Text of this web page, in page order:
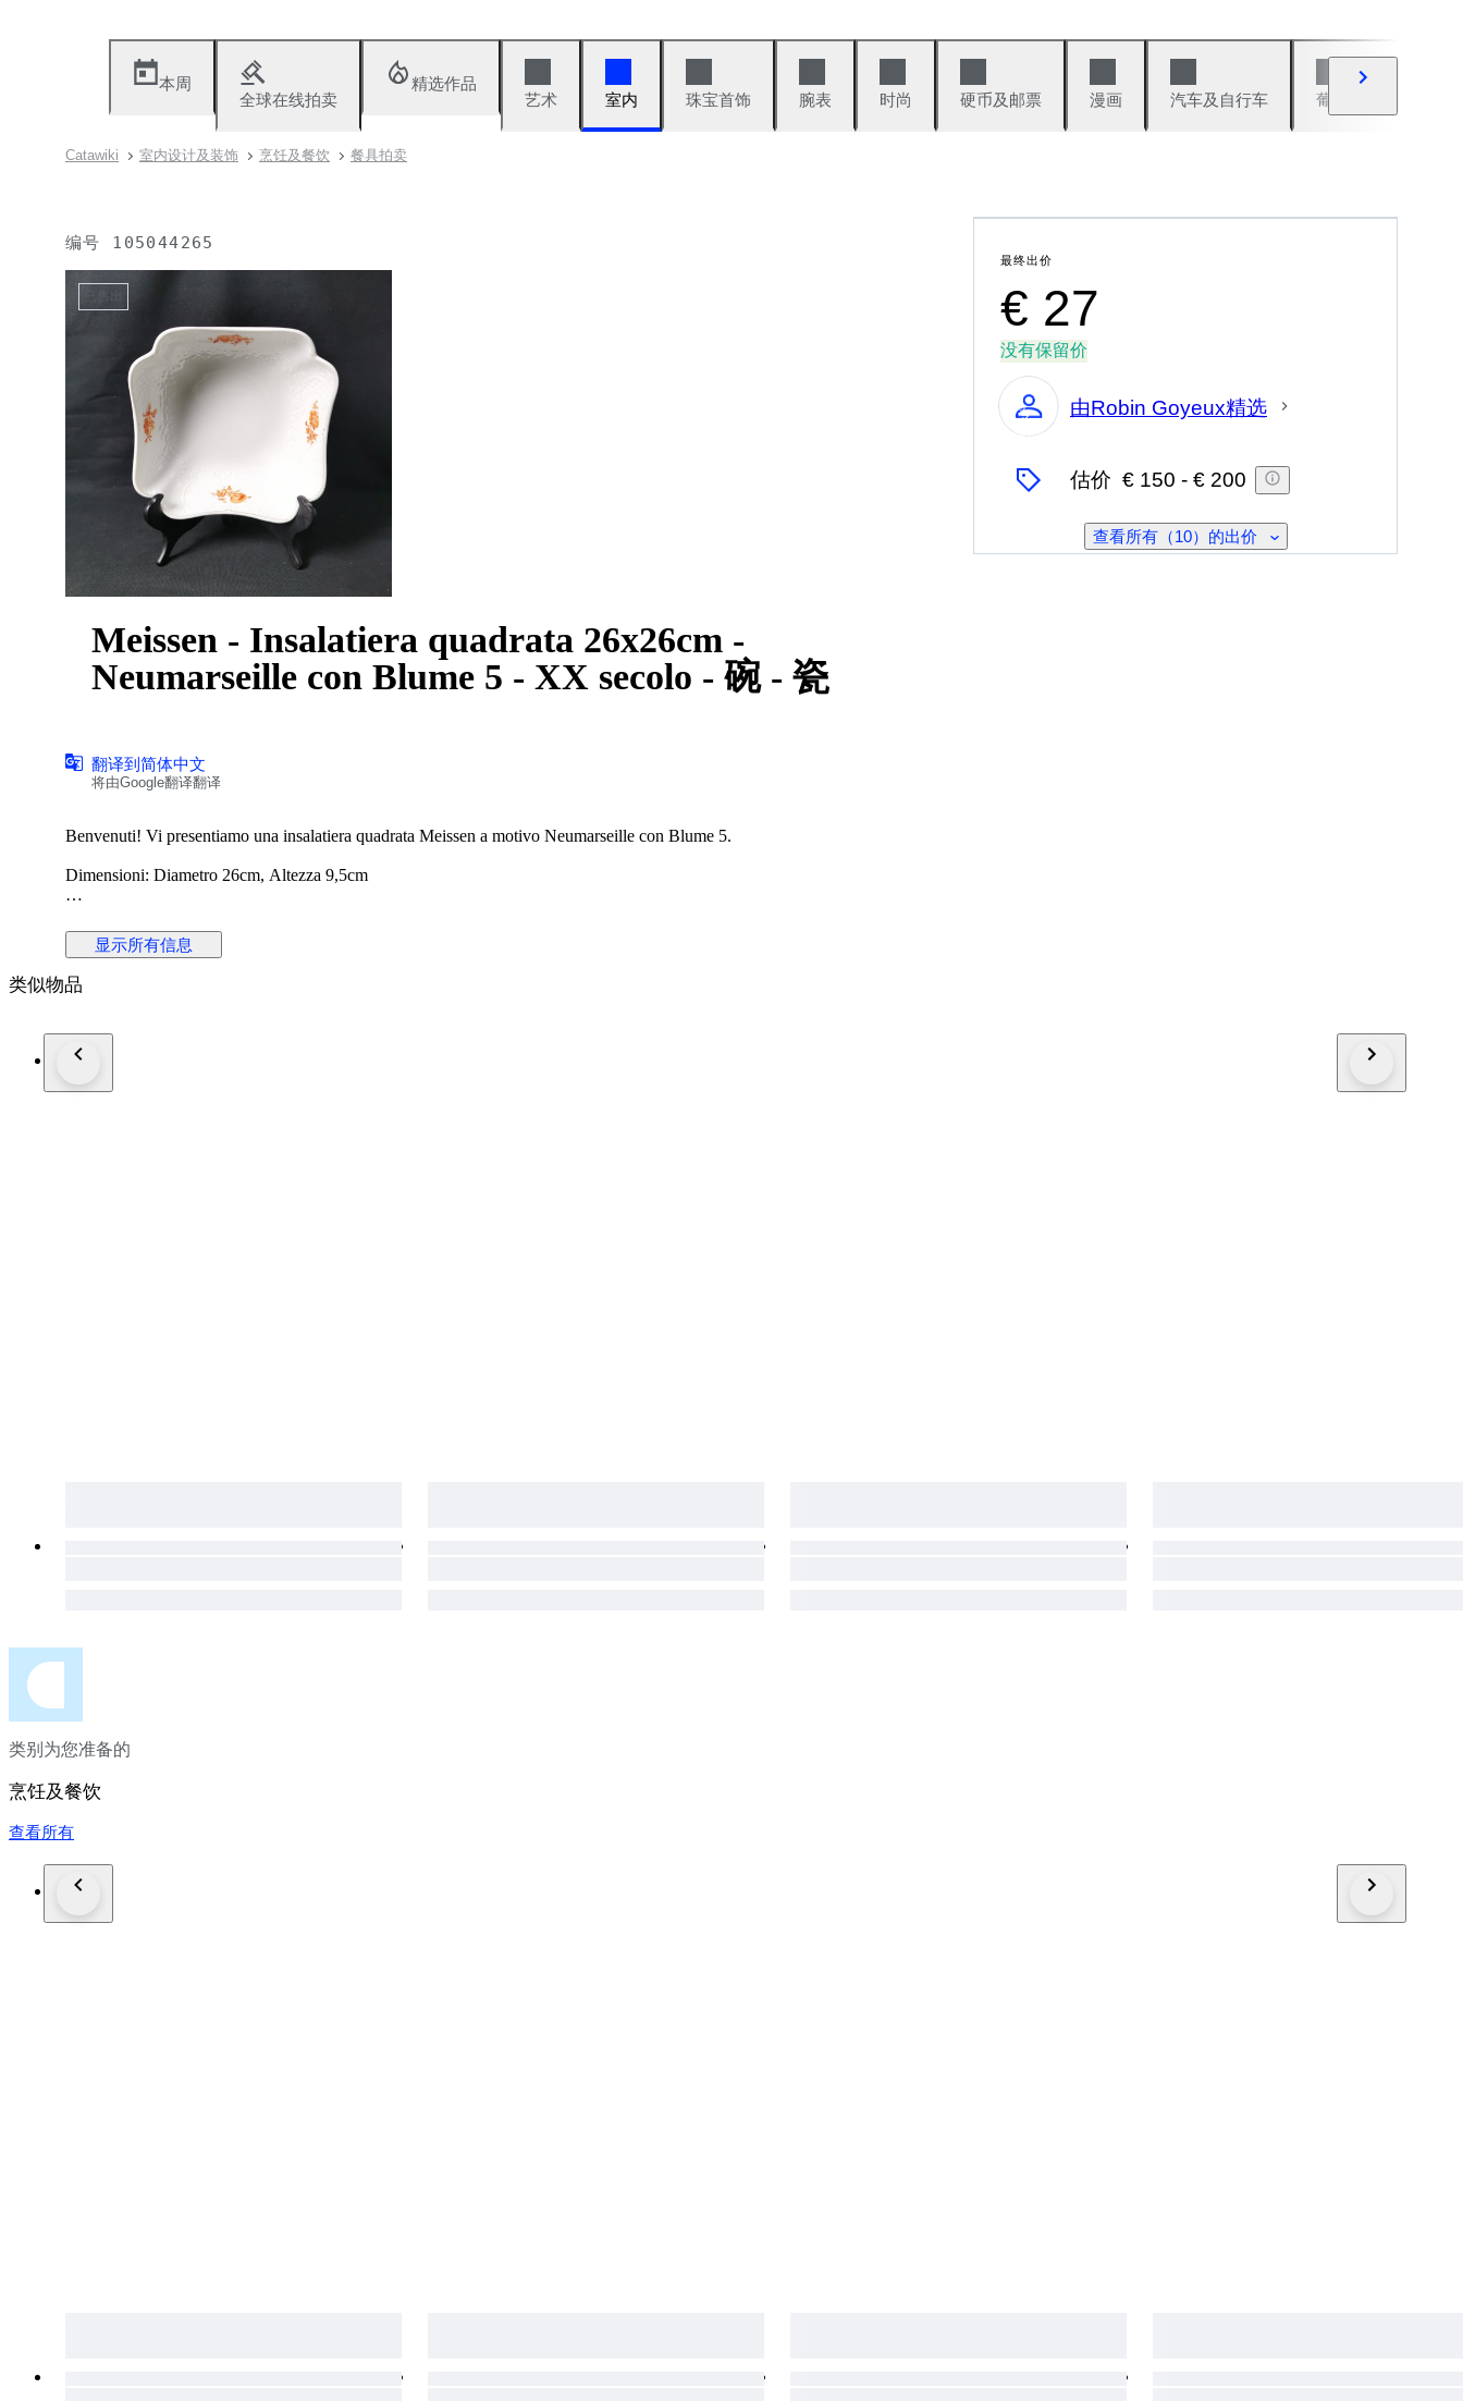
本周
全球在线拍卖
精选作品
艺术
室内 珠宝首饰 腕表 时尚 硬币及邮票 漫画 汽车及自行车 葡萄酒及烈性酒
Catawiki 室内设计及装饰 烹饪及餐饮 餐具拍卖
编号 105044265
Meissen - Insalatiera quadrata 26x26cm -
Neumarseille con Blume 5 - XX secolo - 碗 - 瓷
翻译到简体中文
将由Google翻译翻译
Benvenuti! Vi presentiamo una insalatiera quadrata Meissen a motivo Neumarseille con Blume 5.
Dimensioni: Diametro 26cm, Altezza 9,5cm
Condizione:In ottime condizioni come visibile nelle foto. Nessun chip, crepe o riparazioni.
I oggetti vintage hanno già conosciuto una prima vita e possono quindi avere lievi tracce di questo tempo nel passato.
Trasporto:
显示所有信息
最终出价
€ 27
没有保留价
专
家
由Robin Goyeux精选
估价 € 150 - € 200
查看所有（10）的出价
类似物品
类别为您准备的
烹饪及餐饮
查看所有